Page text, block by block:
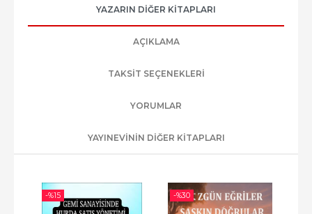
YAZARIN DIĞER KITAPLARI
AÇIKLAMA
TAKSIT SEÇENEKLERI
YORUMLAR
YAYINEVININ DIĞER KITAPLARI
-%15 -%30